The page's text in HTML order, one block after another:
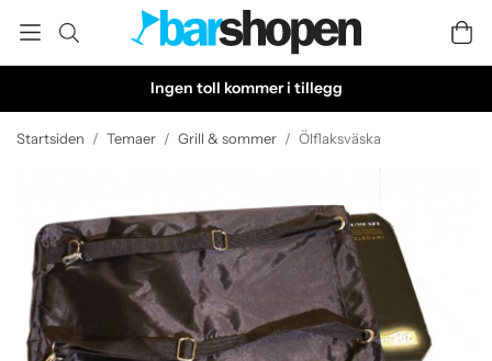
Ingen toll kommer i tillegg
Startsiden / Temaer / Grill & sommer / Ölflaksväska